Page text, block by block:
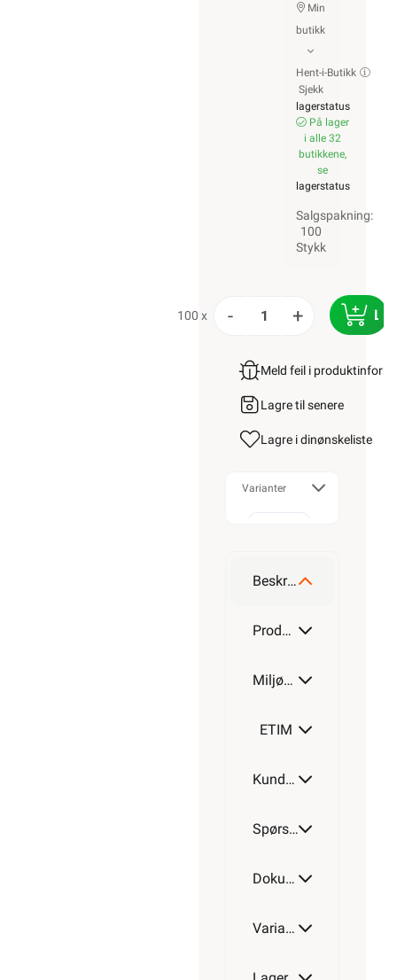
Min
butikk
Hent-i-Butikk
Sjekk
lagerstatus
På lager
i alle 32
butikkene,
se
lagerstatus
Salgspakning:
100
Stykk
100 x - +
Meld feil i
Lagre til senere
Lagre i dinønskeliste
Varianter
Beskrivelse
Produktdetaljer
Miljøparametere
ETIM
Kundeomtale
Spørsmål og svar
Dokumentasjon
Varianter av artikkel